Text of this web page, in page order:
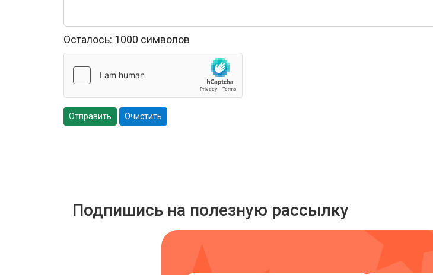
Осталось: 1000 символов
Отправить Очистить
Подпишись на полезную рассылку